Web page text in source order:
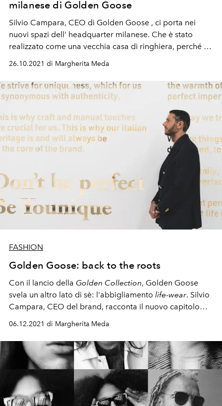
milanese di Golden Goose
Silvio Campara, CEO di Golden Goose , ci porta nei
nuovi spazi dell' headquarter milanese. Che è stato
realizzato come una vecchia casa di ringhiera, perché lì
succedeva tutto e i
formavano quasi un
26.10.2021 di Margherita Meda
FASHION
Golden Goose: back to the roots
Con il lancio della Golden Collection, Golden Goose
svela un altro lato di sè: l'abbigliamento life-wear. Silvio
Campara, CEO del brand, racconta il nuovo capitolo
dell'azienda
06.12.2021 di Margherita Meda